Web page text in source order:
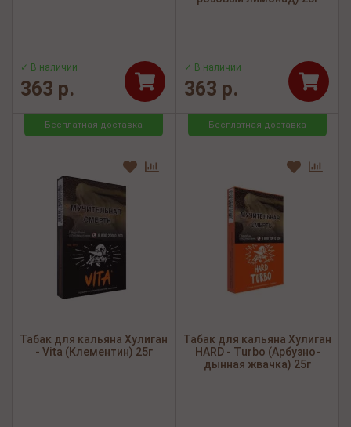
✓ В наличии
363 р.
✓ В наличии
363 р.
Бесплатная доставка
Табак для кальяна Хулиган
- Vita (Клементин) 25г
Бесплатная доставка
Табак для кальяна Хулиган
HARD - Turbo (Арбузно-
дынная жвачка) 25г